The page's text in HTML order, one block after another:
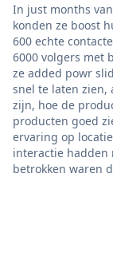
In just months
konden ze boost
600 echte
6000 volgers met
ze added powr
snel te laten zien,
zijn, hoe de
producten goed
ervaring op
interactie hadden
betrokken waren